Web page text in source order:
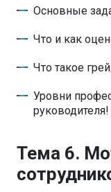
Основные
Что и как
Что такое
Уровни
руководителя!
Тема 6.